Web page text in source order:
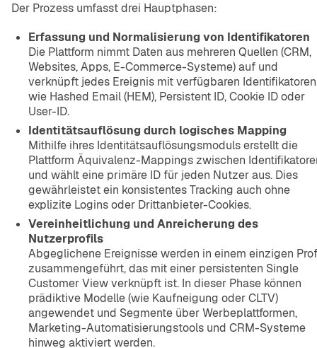
Der Prozess umfasst drei Hauptphasen:
Erfassung und Normalisierung von Identifikatoren
Die Plattform nimmt Daten aus mehreren Quellen (CRM,
Websites, Apps, E-Commerce-Systeme) auf und
verknüpft jedes Ereignis mit verfügbaren Identifikatoren
wie Hashed Email (HEM), Persistent ID, Cookie ID oder
User-ID.
Identitätsauflösung durch logisches Mapping
Mithilfe ihres Identitätsauflösungsmoduls erstellt die
Plattform Äquivalenz-Mappings zwischen
und wählt eine primäre ID für jeden Nutzer aus. Dies
gewährleistet ein konsistentes Tracking auch ohne
explizite Logins oder Drittanbieter-Cookies.
Vereinheitlichung und Anreicherung des
Nutzerprofils
Abgeglichene Ereignisse werden in einem einzigen
zusammengeführt, das mit einer persistenten Single
Customer View verknüpft ist. In dieser Phase können
prädiktive Modelle (wie Kaufneigung oder CLTV)
angewendet und Segmente über Werbeplattformen,
Marketing-Automatisierungstools und CRM-Systeme
hinweg aktiviert werden.